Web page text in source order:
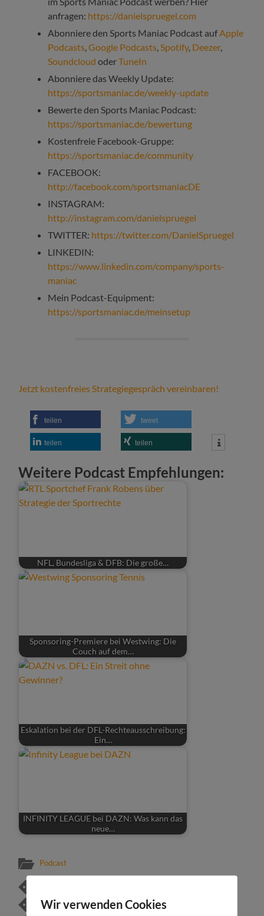
anfragen: https://danielspruegel.com
Abonniere den Sports Maniac Podcast aufApple
Podcasts,Google Podcasts,Spotify, Deezer,
Soundcloud oderTuneIn
Abonniere das Weekly Update:
https://sportsmaniac.de/weekly-update
Bewerte den Sports Maniac Podcast:
https://sportsmaniac.de/bewertung
Kostenfreie Facebook-Gruppe:
https://sportsmaniac.de/community
FACEBOOK:
http://facebook.com/sportsmaniacDE
INSTAGRAM:
http://instagram.com/danielspruegel
TWITTER: https://twitter.com/DanielSpruegel
LINKEDIN:
https://www.linkedin.com/company/sports-
maniac
Mein Podcast-Equipment:
https://sportsmaniac.de/meinsetup
Jetzt kostenfreies Strategiegespräch vereinbaren!
teilen tweet
teilen teilen
Weitere Podcast Empfehlungen:
NFL, Bundesliga & DFB: Die große…
Sponsoring-Premiere bei Westwing: Die
Couch auf dem…
Eskalation bei der DFL-Rechteausschreibung:
Ein…
INFINITY LEAGUE bei DAZN: Was kann das
neue…
Podcast
BUNDESLIGA RECHTE
CARLI UNDERBERG
Wir verwenden Cookies